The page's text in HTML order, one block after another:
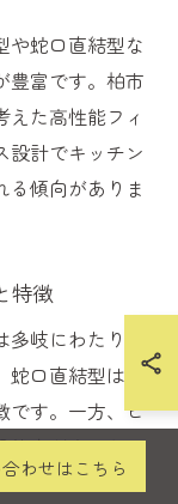
や蛇口直結型な
豊富です。柏市
た高性能フィ
設計でキッチン
る傾向がありま
特徴
岐にわたりま
蛇口直結型は設
です。一方、ビ
能力が高いとい
わせはこちら